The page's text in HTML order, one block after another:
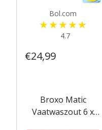
Bol.com
4.7
€24,99
Broxo Matic
Vaatwaszout 6 x